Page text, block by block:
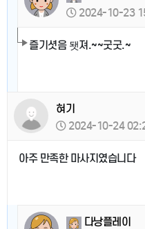
2024-10-23
즐기셧음 됏져.~~굿굿.~
혀기
2024-10-24
아주 만족한 마사지였습니다
다낭플레이